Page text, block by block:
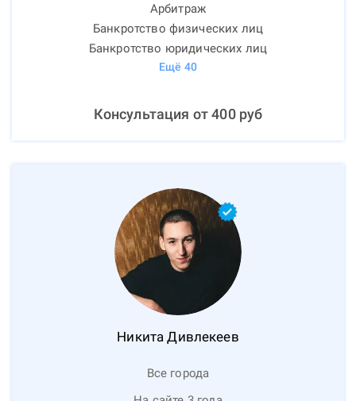
Арбитраж
Банкротство физических лиц
Банкротство юридических лиц
Ещё 40
Консультация от400руб
Никита Дивлекеев
Все города